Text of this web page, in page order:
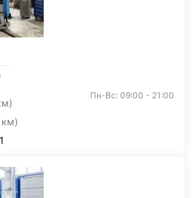
км)
Пн-Вс: 09:00 - 21:00